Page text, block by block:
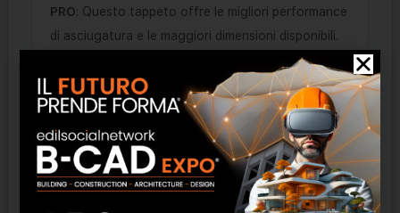
PRO: Questo tappeto offre le migliori performance
di asciugatura e le maggiori dimensioni disponibili.
La stampa offre colori brillanti ed una risoluzione a
50dpi.
CONTRO: Consigliato per luoghi non esposti
direttamente a raggi UV perchè nel medio periodo
potrebbe decolorare. Per un sistema di pulizia
completo, per ingressi a medio e alto traffico
richiede utilizzo di uno zerbino esterno da